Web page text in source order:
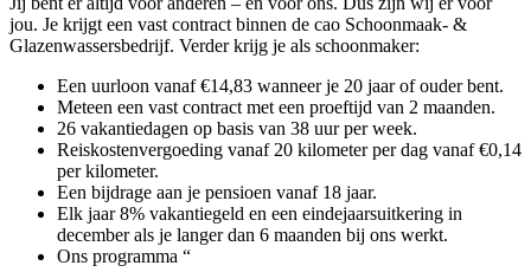
jou. Je krijgt een vast contract binnen de cao Schoonmaak- &
Glazenwassersbedrijf. Verder krijg je als schoonmaker:
Een uurloon vanaf €14,83 wanneer je 20 jaar of ouder bent.
Meteen een vast contract met een proeftijd van 2 maanden.
26 vakantiedagen op basis van 38 uur per week.
Reiskostenvergoeding vanaf 20 kilometer per dag vanaf €0,14
per kilometer.
Een bijdrage aan je pensioen vanaf 18 jaar.
Elk jaar 8% vakantiegeld en een eindejaarsuitkering in
december als je langer dan 6 maanden bij ons werkt.
Ons programma “